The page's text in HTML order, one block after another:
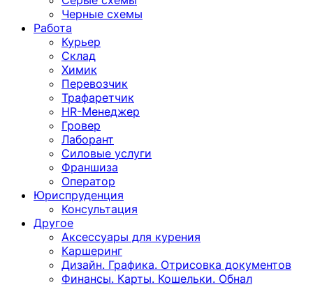
Черные схемы
Работа
Курьер
Склад
Химик
Перевозчик
Трафаретчик
HR-Менеджер
Гровер
Лаборант
Силовые услуги
Франшиза
Оператор
Юриспруденция
Консультация
Другoе
Аксессуары для курения
Каршеринг
Дизайн. Графика. Отрисовка документов
Финансы. Карты. Кошельки. Обнал